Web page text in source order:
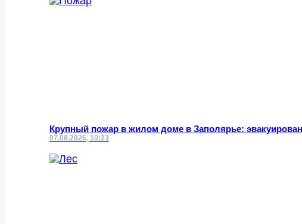
Крупный пожар в жилом доме в Заполярье:
07.08.2026, 10:23